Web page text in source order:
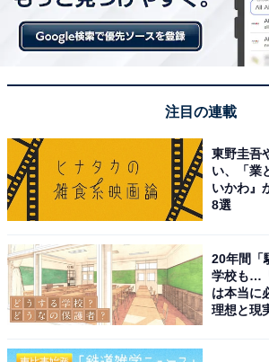
中わたが入っていてふんわりしたシルエット
中わたが入っているメリットは暖かさ
ん。ふんわりとしたかわいらしいシル
す。筆者は「REPAIR-TECH(R)洗える
ンフーディー」も持っているのですが
少し硬めになっていて、ふんわりとし
なりにくいです。でもウォームフーデ
ィース向けのアイテムなので、女性ら
のではないでしょうか。
ふんわりとしているので、ショルダー
注目の連載
東野圭吾
い、「業
いかわ』
8選
20年間「
学校も…
は本当に
理想と現